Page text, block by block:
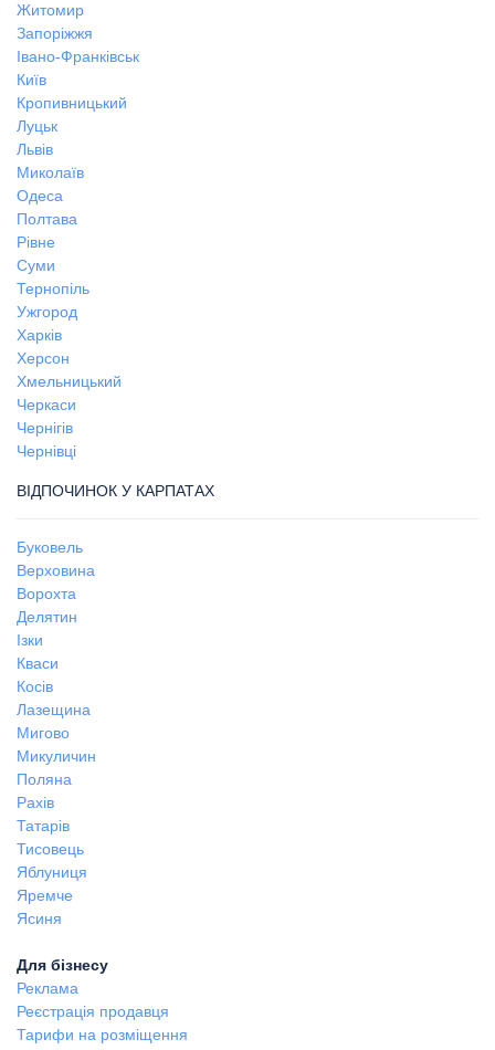
Житомир
Запоріжжя
Івано-Франківськ
Київ
Кропивницький
Луцьк
Львів
Миколаїв
Одеса
Полтава
Рівне
Суми
Тернопіль
Ужгород
Харків
Херсон
Хмельницький
Черкаси
Чернігів
Чернівці
ВІДПОЧИНОК У КАРПАТАХ
Буковель
Верховина
Ворохта
Делятин
Ізки
Кваси
Косів
Лазещина
Мигово
Микуличин
Поляна
Рахів
Татарів
Тисовець
Яблуниця
Яремче
Ясиня
Для бізнесу
Реклама
Реєстрація продавця
Тарифи на розміщення